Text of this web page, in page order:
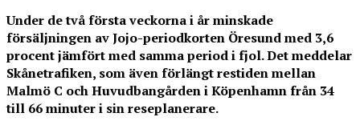
Under de två första veckorna i år minskade
försäljningen av Jojo-periodkorten Öresund med 3,6
procent jämfört med samma period i fjol. Det meddelar
Skånetrafiken, som även förlängt restiden mellan
Malmö C och Huvudbangården i Köpenhamn från 34
till 66 minuter i sin reseplanerare.